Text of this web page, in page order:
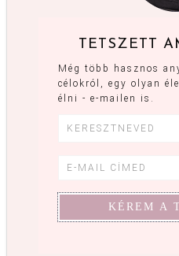
TETSZETT
Még több hasznos
célokról, egy olyan
élni - e-mailen is.